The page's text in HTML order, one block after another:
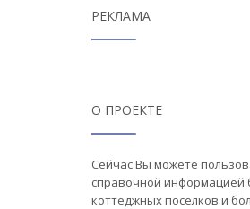
РЕКЛАМА
О ПРОЕКТЕ
Сейчас Вы можете
справочной информацией
коттеджных поселков и